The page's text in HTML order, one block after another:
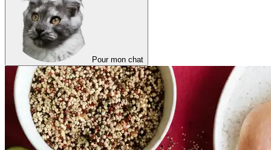
Pour mon chat